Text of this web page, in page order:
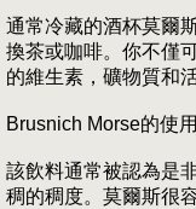
通常冷藏的酒杯莫爾
換茶或咖啡。你不僅
的維生素，礦物質和
Brusnich Morse的使
該飲料通常被認為是
稠的稠度。莫爾斯很